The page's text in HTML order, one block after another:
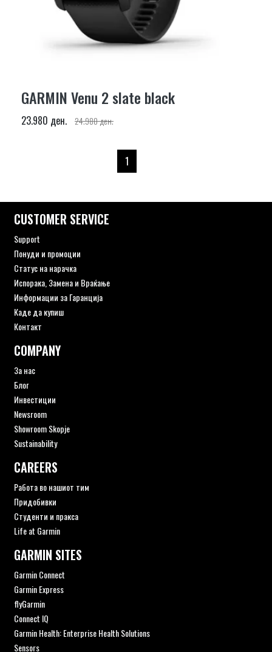
GARMIN Venu 2 slate black
23.980 ден. 24.980 ден.
1
CUSTOMER SERVICE
Support
Понуди и промоции
Статус на нарачка
Испорака, Замена и Враќање
Информации за Гаранција
Каде да купиш
Контакт
COMPANY
За нас
Блог
Инвестиции
Newsroom
Showroom Skopje
Sustainability
CAREERS
Работа во нашиот тим
Придобивки
Студенти и пракса
Life at Garmin
GARMIN SITES
Garmin Connect
Garmin Express
flyGarmin
Connect IQ
Garmin Health: Enterprise Health Solutions
Sensors